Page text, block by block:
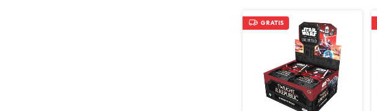
GRATIS